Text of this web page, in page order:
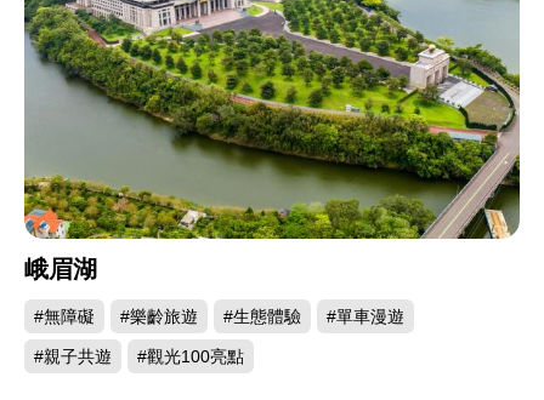
峨眉湖
#無障礙 #樂齡旅遊 #生態體驗 #單車漫遊
#親子共遊 #觀光100亮點